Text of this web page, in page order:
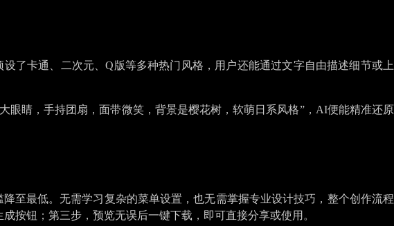
了卡通、二次元、Q版等多种热门风格，用户还能通过文字自由描述细节或上
睛，手持团扇，面带微笑，背景是樱花树，软萌日系风格”，AI便能精准还原
至最低。无需学习复杂的菜单设置，也无需掌握专业设计技巧，整个创作流程
按钮；第三步，预览无误后一键下载，即可直接分享或使用。